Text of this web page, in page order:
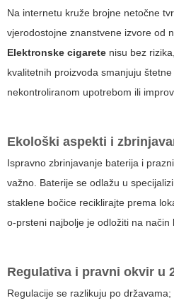
Na internetu kruže brojne netočne
vjerodostojne znanstvene izvore od
Elektronske cigarete nisu bez
kvalitetnih proizvoda smanjuju
nekontroliranom upotrebom ili
Ekološki aspekti i
Ispravno zbrinjavanje baterija i
važno. Baterije se odlažu u
staklene bočice reciklirajte prema
o-prsteni najbolje je odložiti na način
Regulativa i pravni okvir u
Regulacije se razlikuju po